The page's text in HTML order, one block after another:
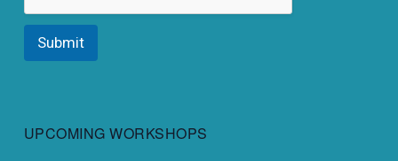
Submit
UPCOMING WORKSHOPS